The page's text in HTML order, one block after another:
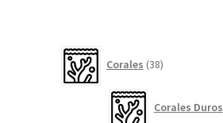
Corales 38productos
Corales Duros